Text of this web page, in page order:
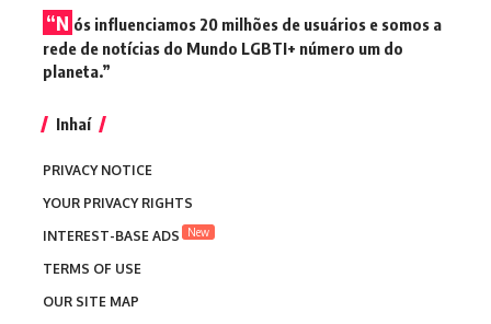
“N ós influenciamos 20 milhões de usuários e somos a
rede de notícias do Mundo LGBTI+ número um do
planeta.”
Inhaí
PRIVACY NOTICE
YOUR PRIVACY RIGHTS
INTEREST-BASE ADS
New
TERMS OF USE
OUR SITE MAP